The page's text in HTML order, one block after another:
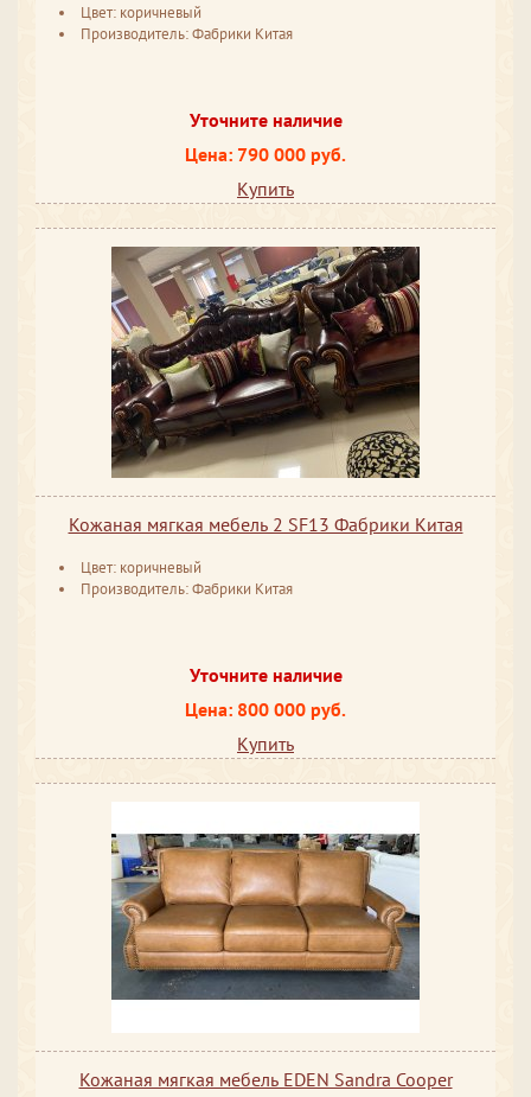
Цвет: коричневый
Производитель: Фабрики Китая
Уточните наличие
Цена: 790 000 руб.
Купить
Кожаная мягкая мебель 2 SF13 Фабрики Китая
Цвет: коричневый
Производитель: Фабрики Китая
Уточните наличие
Цена: 800 000 руб.
Купить
Кожаная мягкая мебель EDEN Sandra Cooper